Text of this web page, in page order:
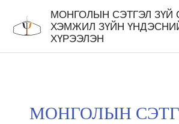
МОНГОЛЫН СЭТГЭЛ ЗҮЙ
ХЭМЖИЛ ЗҮЙН
ХҮРЭЭЛЭН
МОНГОЛЫН